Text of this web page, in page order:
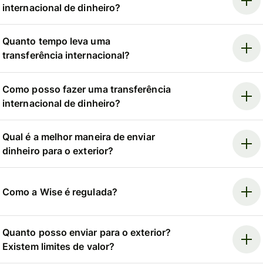
internacional de dinheiro?
Quanto tempo leva uma
transferência internacional?
Como posso fazer uma transferência
internacional de dinheiro?
Qual é a melhor maneira de enviar
dinheiro para o exterior?
Como a Wise é regulada?
Quanto posso enviar para o exterior?
Existem limites de valor?